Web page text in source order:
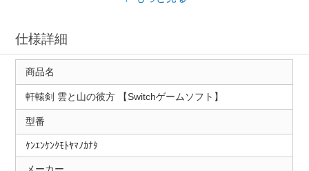
仕様詳細
商品名
軒轅剣 雲と山の彼方 【Switchゲームソフト】
型番
ｹﾝｴﾝｹﾝｸﾓﾄﾔﾏﾉｶﾅﾀ